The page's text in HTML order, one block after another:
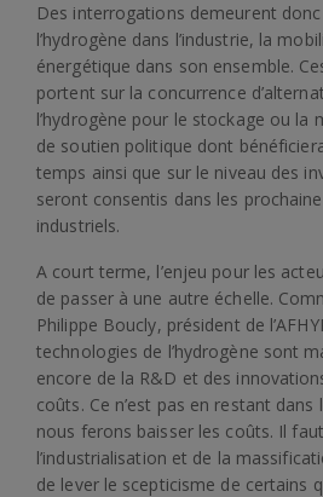
Des interrogations demeurent donc
l’hydrogène dans l’industrie, la
énergétique dans son ensemble.
portent sur la concurrence
l’hydrogène pour le stockage ou la
de soutien politique dont
temps ainsi que sur le niveau des
seront consentis dans les
industriels.
A court terme, l’enjeu pour les
de passer à une autre échelle.
Philippe Boucly, président de
technologies de l’hydrogène sont
encore de la R&D et des
coûts. Ce n’est pas en restant
nous ferons baisser les coûts. Il
l’industrialisation et de la
de lever le scepticisme de certains